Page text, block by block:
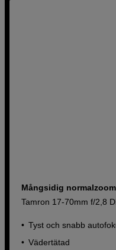
Mångsidig
Tamron 17-70mm f/2,8
Tyst och snabb
Vädertätad